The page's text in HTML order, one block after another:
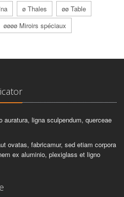
ø Thales
øø Table
øøøø Miroirs spéciaux
auratura, ligna sculpendum, querceae
ovatas, fabricamur, sed etiam corpora
ex aluminio, plexiglass et ligno